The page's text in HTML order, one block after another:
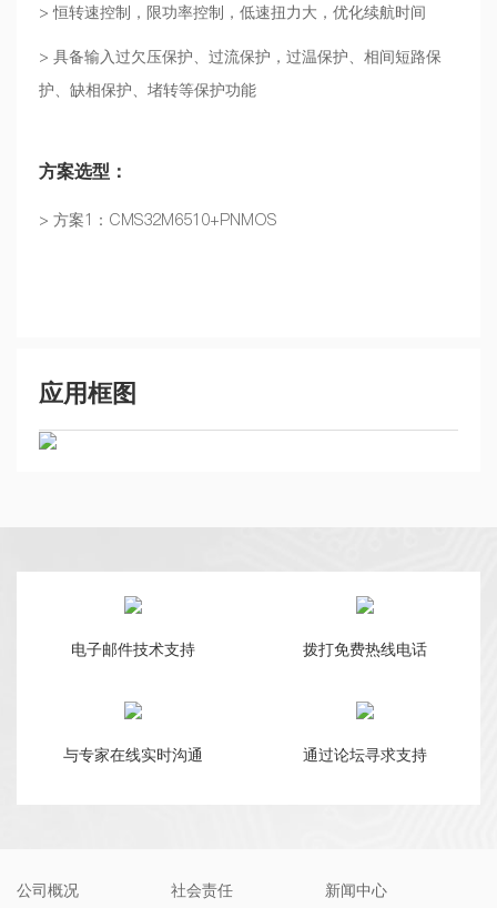
> 恒转速控制，限功率控制，低速扭力大，优化续航时间
> 具备输入过欠压保护、过流保护，过温保护、相间短路保
护、缺相保护、堵转等保护功能
方案选型：
> 方案1：CMS32M6510+PNMOS
应用框图
电子邮件技术支持 拨打免费热线电话
与专家在线实时沟通 通过论坛寻求支持
公司概况 社会责任 新闻中心